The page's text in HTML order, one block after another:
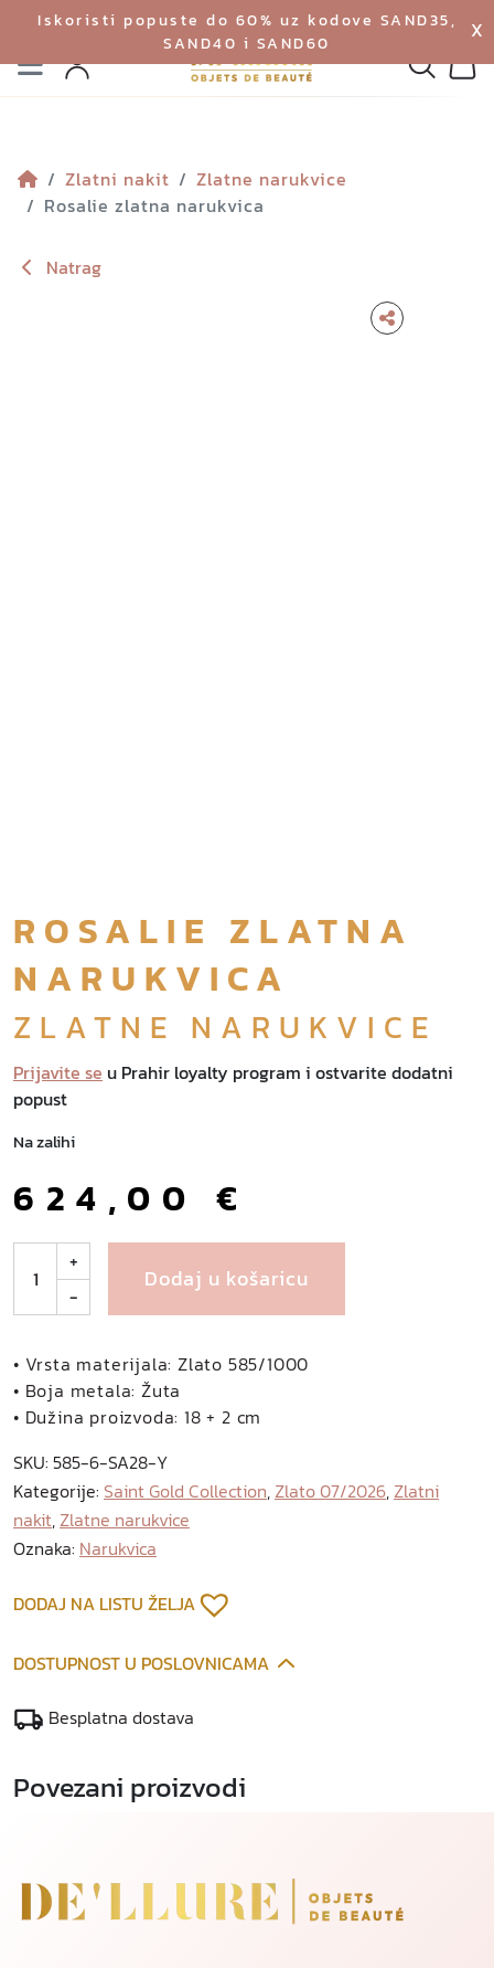
Iskoristi popuste do 60% uz kodove SAND35,
SAND40 i SAND60
X
Izbornik
Profil
Zlatni nakit
Zlatne narukvice
Rosalie zlatna narukvica
Natrag
ROSALIE ZLATNA
NARUKVICA
ZLATNE NARUKVICE
Prijavite se u Prahir loyalty program i ostvarite dodatni
popust
Na zalihi
624,00 €
s
l
i
e
l
a
t
n
n
r
k
v
c
+
-
Dodaj u košaricu
• Vrsta materijala: Zlato 585/1000
• Boja metala: Žuta
• Dužina proizvoda: 18 + 2 cm
SKU: 585-6-SA28-Y
Kategorije: Saint Gold Collection,Zlato 07/2026,Zlatni
nakit,Zlatne narukvice
Oznaka: Narukvica
DODAJ NA LISTU ŽELJA
DOSTUPNOST U POSLOVNICAMA
Besplatna dostava
Povezani proizvodi